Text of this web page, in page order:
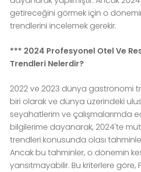
getireceğini görmek için o
trendlerini incelemek gerekir.
*** 2024 Profesyonel Otel Ve
Trendleri Nelerdir?
2022 ve 2023 dünya gastronomi
biri olarak ve dünya üzerindeki
seyahatlerim ve çalışmalarımda
bilgilerime dayanarak, 2024'te
trendleri konusunda olası
Ancak bu tahminler, o dönemin
yansıtmayabilir. Bu kriterlere göre,